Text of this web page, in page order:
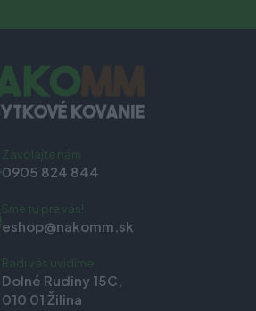
Zavolajte nám
0905 824 844
Sme tu pre vás!
eshop@nakomm.sk
Radi vás uvidíme
Dolné Rudiny 15C,
010 01 Žilina